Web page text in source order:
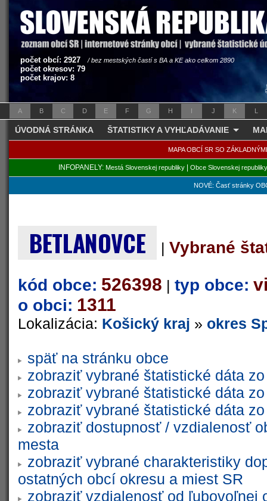
počet obcí: 2927 / bez mestských častí s BA a KE ako celkom 2890
počet okresov: 79
počet krajov: 8
A B C D E F G H I J K L
ÚVODNÁ STRÁNKA ŠTATISTIKY A VYHĽADÁVANIE
MAPA OBCÍ SR SO
INFOPANELY: Mestá Slovenskej republiky| Obce Slovenskej republiky
NOVÉ: Časť stránky
BETLANOVCE |Vybrané
kód obce: 526398 | typ obce:
o obci: 1311
Lokalizácia: Košický kraj » okres
späť na stránku obce
zobraziť vybrané štatistické dáta
zobraziť vybrané štatistické dáta
zobraziť vybrané štatistické dáta
zobraziť dostupnosť / vzdialenosť
mesta
zobraziť vybrané charakteristiky
ostatných obcí okresu a miest SR
zobraziť vzdialenosť od ľubovoľnej